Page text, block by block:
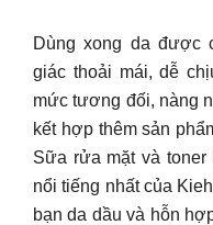
Dùng xong da được
giác thoải mái, dễ
mức tương đối, nàng
kết hợp thêm sản
Sữa rửa mặt và
nổi tiếng nhất của
bạn da dầu và hỗn